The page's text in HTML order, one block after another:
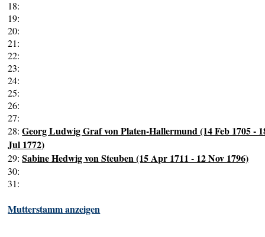
18:
19:
20:
21:
22:
23:
24:
25:
26:
27:
28:Georg Ludwig Graf von Platen-Hallermund (14 Feb 1705 -
Jul 1772)
29:Sabine Hedwig von Steuben (15 Apr 1711 - 12 Nov 1796)
30:
31:
Mutterstamm anzeigen